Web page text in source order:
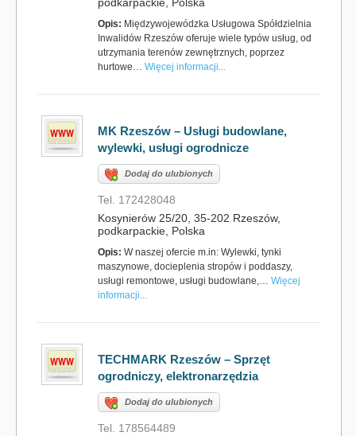
Opis: Międzywojewódzka Usługowa Spółdzielnia
Inwalidów Rzeszów oferuje wiele typów usług, od
utrzymania terenów zewnętrznych, poprzez
hurtowe… Więcej informacji...
MK Rzeszów – Usługi budowlane,
wylewki, usługi ogrodnicze
Dodaj do ulubionych
Tel. 172428048
Kosynierów 25/20, 35-202 Rzeszów,
podkarpackie, Polska
Opis: W naszej ofercie m.in: Wylewki, tynki
maszynowe, docieplenia stropów i poddaszy,
usługi remontowe, usługi budowlane,… Więcej
informacji...
TECHMARK Rzeszów – Sprzęt
ogrodniczy, elektronarzędzia
Dodaj do ulubionych
Tel. 178564489